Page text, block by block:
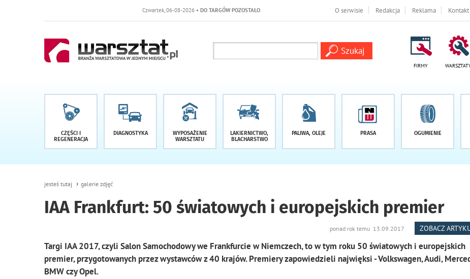
Czwartek, 06-08-2026• DO TARGÓW POZOSTAŁO -1 DNI O serwisie Redakcja Reklama Kontakt
FIRMY
CZĘŚCI I
REGENERACJA
DIAGNOSTYKA
WYPOSAŻENIE
WARSZTATU
LAKIERNICTWO,
BLACHARSTWO
PALIWA, OLEJE PRASA OGUMIENIE
jesteś tutaj galerie zdjęć
IAA Frankfurt: 50 światowych i europejskich premier
ponad rok temu 13.09.2017 ZOBACZ
Targi IAA 2017, czyli Salon Samochodowy we Frankfurcie w Niemczech, to w tym roku 50 światowych i europejskich
premier, przygotowanych przez wystawców z 40 krajów. Premiery zapowiedzieli najwięksi - Volkswagen, Audi,
BMW czy Opel.